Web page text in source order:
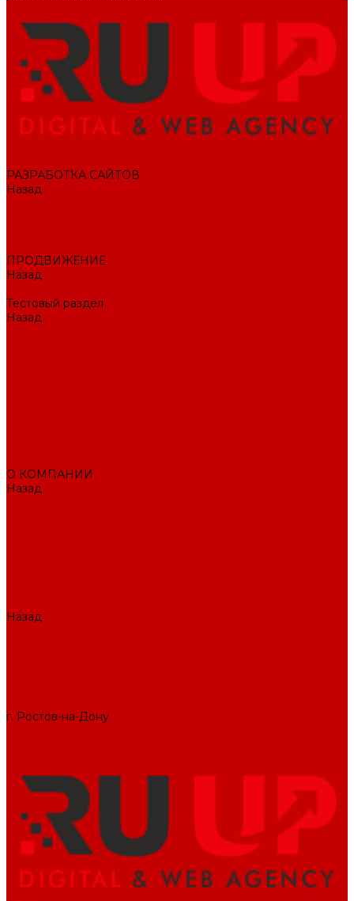
РАЗРАБОТКА САЙТОВ
Назад
ПРОДВИЖЕНИЕ
Назад
Тестовый раздел
Назад
О КОМПАНИИ
Назад
Назад
г. Ростов-на-Дону